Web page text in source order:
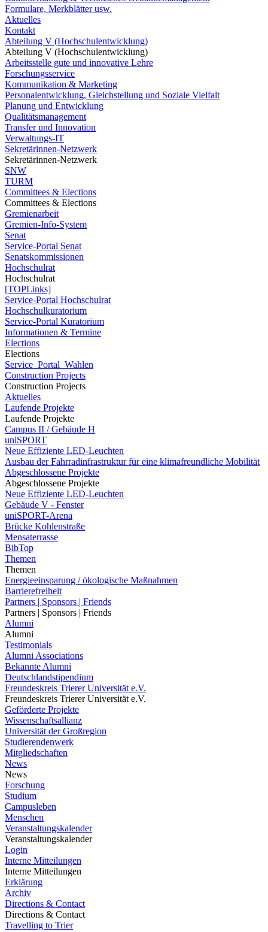
Formulare, Merkblätter usw.
Aktuelles
Kontakt
Abteilung V (Hochschulentwicklung)
Abteilung V (Hochschulentwicklung)
Arbeitsstelle gute und innovative Lehre
Forschungsservice
Kommunikation & Marketing
Personalentwicklung, Gleichstellung und Soziale Vielfalt
Planung und Entwicklung
Qualitätsmanagement
Transfer und Innovation
Verwaltungs-IT
Sekretärinnen-Netzwerk
Sekretärinnen-Netzwerk
SNW
TURM
Committees & Elections
Committees & Elections
Gremienarbeit
Gremien-Info-System
Senat
Service-Portal Senat
Senatskommissionen
Hochschulrat
Hochschulrat
[TOPLinks]
Service-Portal Hochschulrat
Hochschulkuratorium
Service-Portal Kuratorium
Informationen & Termine
Elections
Elections
Service_Portal_Wahlen
Construction Projects
Construction Projects
Aktuelles
Laufende Projekte
Laufende Projekte
Campus II / Gebäude H
uniSPORT
Neue Effiziente LED-Leuchten
Ausbau der Fahrradinfrastruktur für eine klimafreundliche Mobilität
Abgeschlossene Projekte
Abgeschlossene Projekte
Neue Effiziente LED-Leuchten
Gebäude V - Fenster
uniSPORT-Arena
Brücke Kohlenstraße
Mensaterrasse
BibTop
Themen
Themen
Energieeinsparung / ökologische Maßnahmen
Barrierefreiheit
Partners | Sponsors | Friends
Partners | Sponsors | Friends
Alumni
Alumni
Testimonials
Alumni Associations
Bekannte Alumni
Deutschlandstipendium
Freundeskreis Trierer Universität e.V.
Freundeskreis Trierer Universität e.V.
Geförderte Projekte
Wissenschaftsallianz
Universität der Großregion
Studierendenwerk
Mitgliedschaften
News
News
Forschung
Studium
Campusleben
Menschen
Veranstaltungskalender
Veranstaltungskalender
Login
Interne Mitteilungen
Interne Mitteilungen
Erklärung
Archiv
Directions & Contact
Directions & Contact
Travelling to Trier